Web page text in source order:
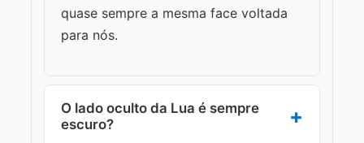
quase sempre a mesma face voltada
para nós.
O lado oculto da Lua é sempre
escuro?